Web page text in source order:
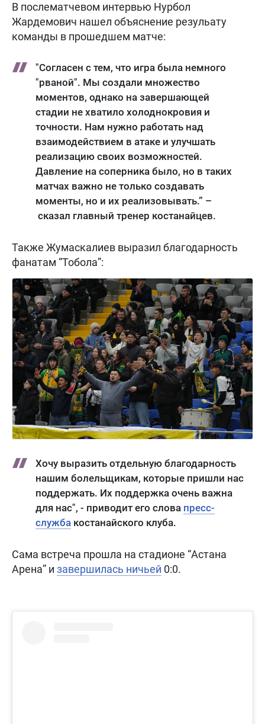
В послематчевом интервью Нурбол
Жардемович нашел объяснение резульату
команды в прошедшем матче:
"Согласен с тем, что игра была немного
"рваной". Мы создали множество
моментов, однако на завершающей
стадии не хватило холоднокровия и
точности. Нам нужно работать над
взаимодействием в атаке и улучшать
реализацию своих возможностей.
Давление на соперника было, но в таких
матчах важно не только создавать
моменты, но и их реализовывать.” –
сказал главный тренер костанайцев.
Также Жумаскалиев выразил благодарность
фанатам “Тобола”:
Хочу выразить отдельную благодарность
нашим болельщикам, которые пришли нас
поддержать. Их поддержка очень важна
для нас", - приводит его слова пресс-
служба костанайского клуба.
Сама встреча прошла на стадионе “Астана
Арена” и завершилась ничьей 0:0.